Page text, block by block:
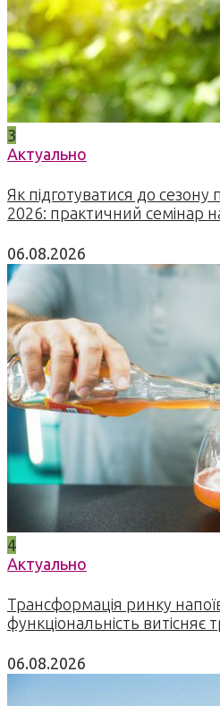
3
Актуально
Як підготуватися до
2026: практичний семінар
06.08.2026
4
Актуально
Трансформація ринку
функціональність витісняє
06.08.2026